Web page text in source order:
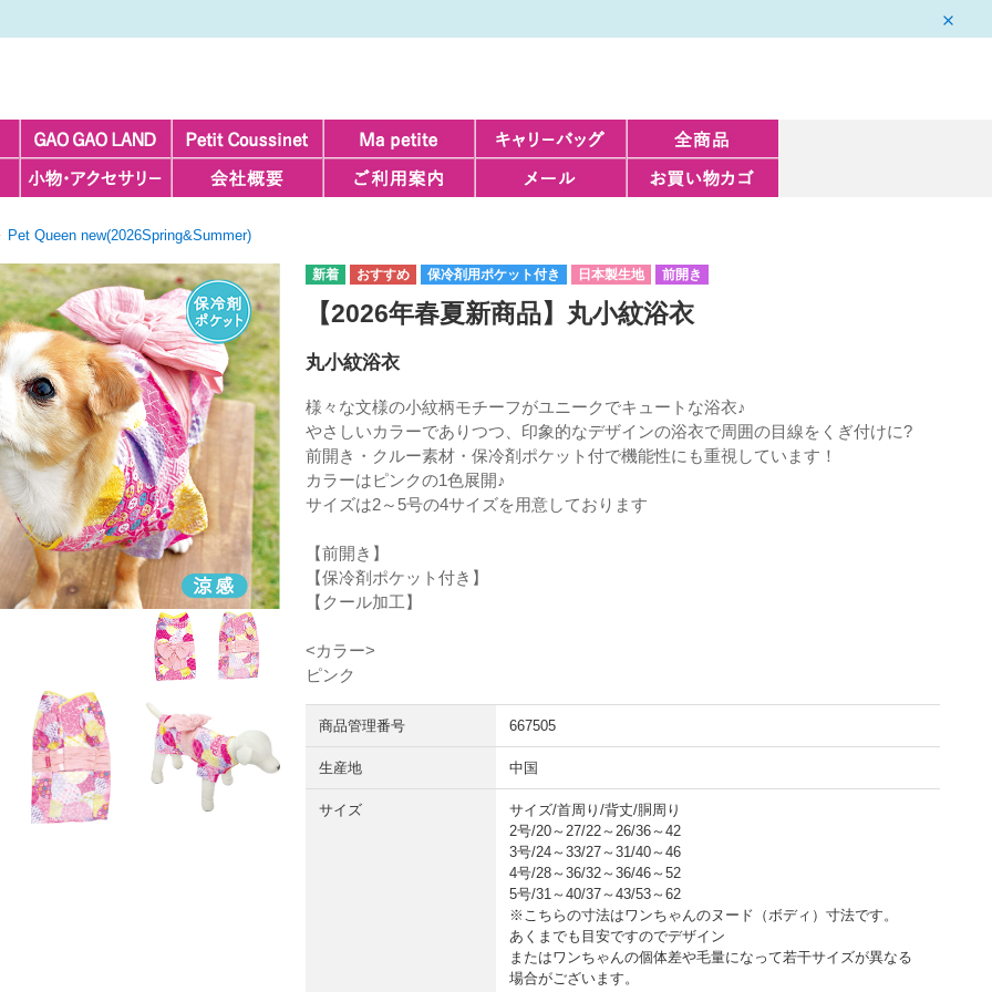
Pet Queen new(2026Spring&Summer)
保冷剤用ポケット付き 日本製生地 前開き
【2026年春夏新商品】丸小紋浴衣
丸小紋浴衣
様々な文様の小紋柄モチーフがユニークでキュートな浴衣♪
やさしいカラーでありつつ、印象的なデザインの浴衣で周囲の目線をくぎ付けに?
前開き・クルー素材・保冷剤ポケット付で機能性にも重視しています！
カラーはピンクの1色展開♪
サイズは2～5号の4サイズを用意しております
【前開き】
【保冷剤ポケット付き】
【クール加工】
<カラー>
ピンク
商品管理番号 667505
生産地 中国
サイズ
サイズ/首周り/背丈/胴周り
2号/20～27/22～26/36～42
3号/24～33/27～31/40～46
4号/28～36/32～36/46～52
5号/31～40/37～43/53～62
※こちらの寸法はワンちゃんのヌード（ボディ）寸法です。
あくまでも目安ですのでデザイン
またはワンちゃんの個体差や毛量になって若干サイズが異なる
場合がございます。